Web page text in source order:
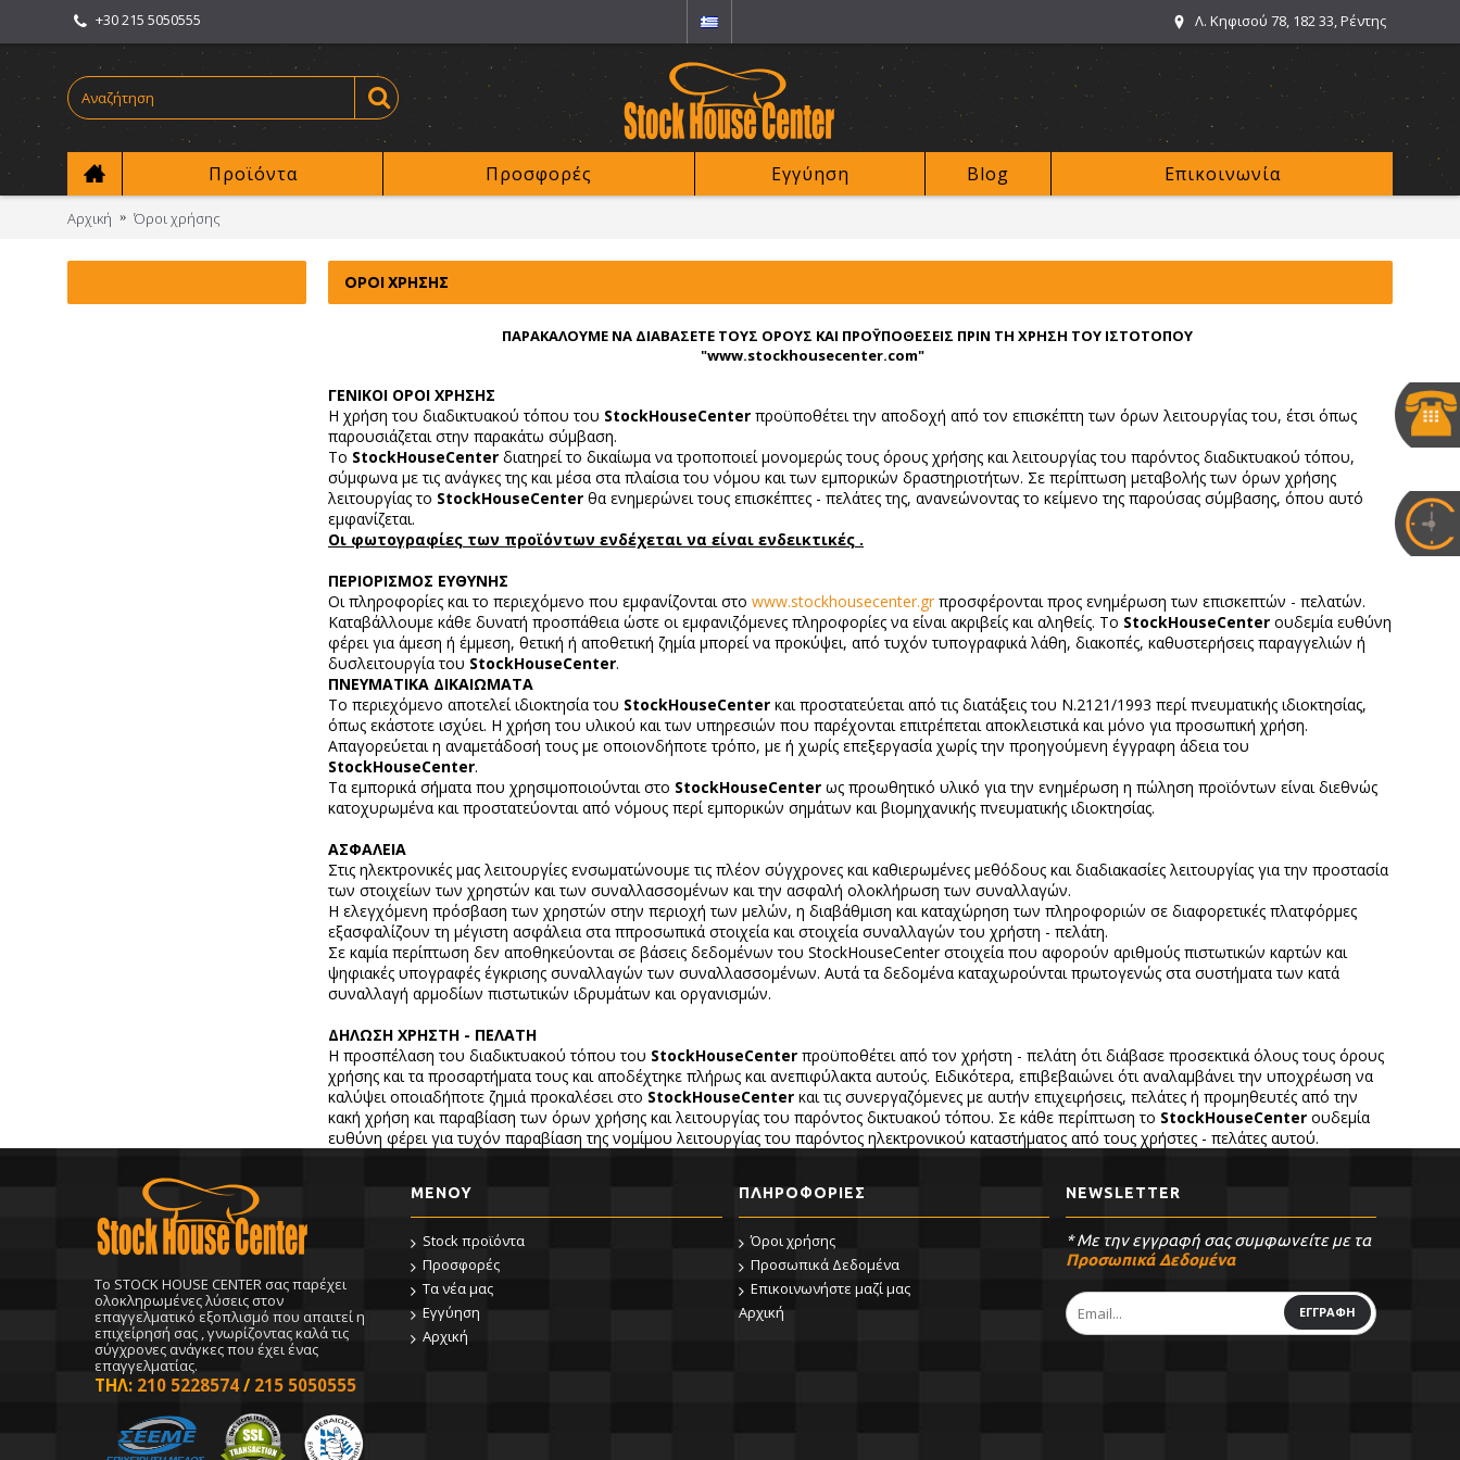
+30 215 5050555 Λ. Κηφισού 78, 182 33, Ρέντης
Προϊόντα Προσφορές Εγγύηση Blog Επικοινωνία
Αρχική Όροι χρήσης
ΌΡΟΙ ΧΡΉΣΗΣ
ΠΑΡΑΚΑΛΟΥΜΕ ΝΑ ΔΙΑΒΑΣΕΤΕ ΤΟΥΣ ΟΡΟΥΣ ΚΑΙ ΠΡΟΫΠΟΘΕΣΕΙΣ ΠΡΙΝ ΤΗ ΧΡΗΣΗ ΤΟΥ ΙΣΤΟΤΟΠΟΥ
"www.stockhousecenter.com"
ΓΕΝΙΚΟΙ ΟΡΟΙ ΧΡΗΣΗΣ
Η χρήση του διαδικτυακού τόπου του StockHouseCenter προϋποθέτει την αποδοχή από τον επισκέπτη των όρων λειτουργίας του, έτσι όπως
παρουσιάζεται στην παρακάτω σύμβαση.
Το StockHouseCenter διατηρεί το δικαίωμα να τροποποιεί μονομερώς τους όρους χρήσης και λειτουργίας του παρόντος διαδικτυακού τόπου,
σύμφωνα με τις ανάγκες της και μέσα στα πλαίσια του νόμου και των εμπορικών δραστηριοτήτων. Σε περίπτωση μεταβολής των όρων χρήσης
λειτουργίας το StockHouseCenter θα ενημερώνει τους επισκέπτες - πελάτες της, ανανεώνοντας το κείμενο της παρούσας σύμβασης, όπου αυτό
εμφανίζεται.
Οι φωτογραφίες των προϊόντων ενδέχεται να είναι ενδεικτικές .
ΠΕΡΙΟΡΙΣΜΟΣ ΕΥΘΥΝΗΣ
Οι πληροφορίες και το περιεχόμενο που εμφανίζονται στο www.stockhousecenter.gr προσφέρονται προς ενημέρωση των επισκεπτών - πελατών.
Καταβάλλουμε κάθε δυνατή προσπάθεια ώστε οι εμφανιζόμενες πληροφορίες να είναι ακριβείς και αληθείς. To StockHouseCenter ουδεμία ευθύνη
φέρει για άμεση ή έμμεση, θετική ή αποθετική ζημία μπορεί να προκύψει, από τυχόν τυπογραφικά λάθη, διακοπές, καθυστερήσεις παραγγελιών ή
δυσλειτουργία του StockHouseCenter.
ΠΝΕΥΜΑΤΙΚΑ ΔΙΚΑΙΩΜΑΤΑ
Το περιεχόμενο αποτελεί ιδιοκτησία του StockHouseCenter και προστατεύεται από τις διατάξεις του Ν.2121/1993 περί πνευματικής ιδιοκτησίας,
όπως εκάστοτε ισχύει. Η χρήση του υλικού και των υπηρεσιών που παρέχονται επιτρέπεται αποκλειστικά και μόνο για προσωπική χρήση.
Απαγορεύεται η αναμετάδοσή τους με οποιονδήποτε τρόπο, με ή χωρίς επεξεργασία χωρίς την προηγούμενη έγγραφη άδεια του
StockHouseCenter.
Τα εμπορικά σήματα που χρησιμοποιούνται στο StockHouseCenter ως προωθητικό υλικό για την ενημέρωση η πώληση προϊόντων είναι διεθνώς
κατοχυρωμένα και προστατεύονται από νόμους περί εμπορικών σημάτων και βιομηχανικής πνευματικής ιδιοκτησίας.
ΑΣΦΑΛΕΙΑ
Στις ηλεκτρονικές μας λειτουργίες ενσωματώνουμε τις πλέον σύγχρονες και καθιερωμένες μεθόδους και διαδιακασίες λειτουργίας για την προστασία
των στοιχείων των χρηστών και των συναλλασσομένων και την ασφαλή ολοκλήρωση των συναλλαγών.
Η ελεγχόμενη πρόσβαση των χρηστών στην περιοχή των μελών, η διαβάθμιση και καταχώρηση των πληροφοριών σε διαφορετικές πλατφόρμες
εξασφαλίζουν τη μέγιστη ασφάλεια στα ππροσωπικά στοιχεία και στοιχεία συναλλαγών του χρήστη - πελάτη.
Σε καμία περίπτωση δεν αποθηκεύονται σε βάσεις δεδομένων του StockHouseCenter στοιχεία που αφορούν αριθμούς πιστωτικών καρτών και
ψηφιακές υπογραφές έγκρισης συναλλαγών των συναλλασσομένων. Αυτά τα δεδομένα καταχωρούνται πρωτογενώς στα συστήματα των κατά
συναλλαγή αρμοδίων πιστωτικών ιδρυμάτων και οργανισμών.
ΔΗΛΩΣΗ ΧΡΗΣΤΗ - ΠΕΛΑΤΗ
Η προσπέλαση του διαδικτυακού τόπου του StockHouseCenter προϋποθέτει από τον χρήστη - πελάτη ότι διάβασε προσεκτικά όλους τους όρους
χρήσης και τα προσαρτήματα τους και αποδέχτηκε πλήρως και ανεπιφύλακτα αυτούς. Ειδικότερα, επιβεβαιώνει ότι αναλαμβάνει την υποχρέωση να
καλύψει οποιαδήποτε ζημιά προκαλέσει στο StockHouseCenter και τις συνεργαζόμενες με αυτήν επιχειρήσεις, πελάτες ή προμηθευτές από την
κακή χρήση και παραβίαση των όρων χρήσης και λειτουργίας του παρόντος δικτυακού τόπου. Σε κάθε περίπτωση το StockHouseCenter ουδεμία
ευθύνη φέρει για τυχόν παραβίαση της νομίμου λειτουργίας του παρόντος ηλεκτρονικού καταστήματος από τους χρήστες - πελάτες αυτού.
To STOCK HOUSE CENTER σας παρέχει
ολοκληρωμένες λύσεις στον
επαγγελματικό εξοπλισμό που απαιτεί η
επιχείρησή σας , γνωρίζοντας καλά τις
σύγχρονες ανάγκες που έχει ένας
επαγγελματίας.
ΤΗΛ: 210 5228574 / 215 5050555
ΜΕΝΟΥ
Stock προϊόντα
Προσφορές
Τα νέα μας
Εγγύηση
Αρχική
ΠΛΗΡΟΦΟΡΊΕΣ
Όροι χρήσης
Προσωπικά Δεδομένα
Επικοινωνήστε μαζί μας
Αρχική
NEWSLETTER
* Με την εγγραφή σας συμφωνείτε με τα
Προσωπικά Δεδομένα
ΕΓΓΡΑΦΗ